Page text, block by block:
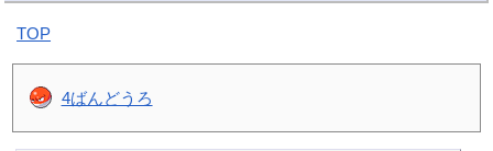
TOP
4ばんどうろ